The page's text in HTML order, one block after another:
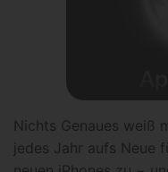
Nichts Genaues weiß
jedes Jahr aufs Neue